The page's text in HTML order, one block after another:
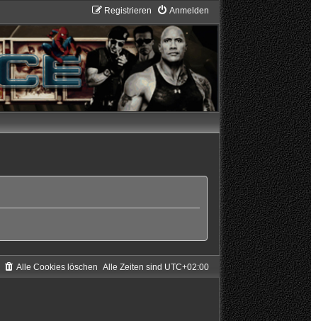
Anmelden
Registrieren
Alle Zeiten sind UTC+02:00
Alle Cookies löschen